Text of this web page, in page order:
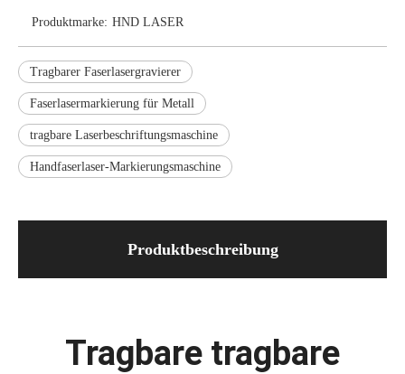
Produktmarke: HND LASER
Tragbarer Faserlasergravierer
Faserlasermarkierung für Metall
tragbare Laserbeschriftungsmaschine
Handfaserlaser-Markierungsmaschine
Produktbeschreibung
Tragbare tragbare